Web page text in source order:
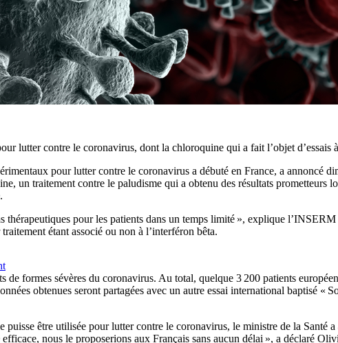
lutter contre le coronavirus, dont la chloroquine qui a fait l’objet d’essais
pour lutter contre le coronavirus a débuté en France, a annoncé
traitement contre le paludisme qui a obtenu des résultats prometteurs
thérapeutiques pour les patients dans un temps limité », explique
étant associé ou non à l’interféron bêta.
formes sévères du coronavirus. Au total, quelque 3 200 patients
obtenues seront partagées avec un autre essai international baptisé «
être utilisée pour lutter contre le coronavirus, le ministre de la Santé
nous le proposerions aux Français sans aucun délai », a déclaré